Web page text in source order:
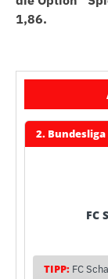
1,86.
2. Bundesliga
FC
TIPP: FC